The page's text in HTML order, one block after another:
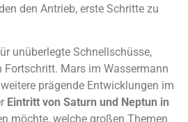
den Antrieb, erste Schritte zu
unüberlegte Schnellschüsse,
Fortschritt. Mars im Wassermann
prägende Entwicklungen im
Eintritt von Saturn und Neptun in
möchte, welche großen Themen